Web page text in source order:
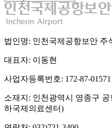
법인명: 인천국제공항보안 주
대표자: 이동현
사업자등록번호: 172-87-01571
소재지: 인천광역시 영종구
하국제의료센터)